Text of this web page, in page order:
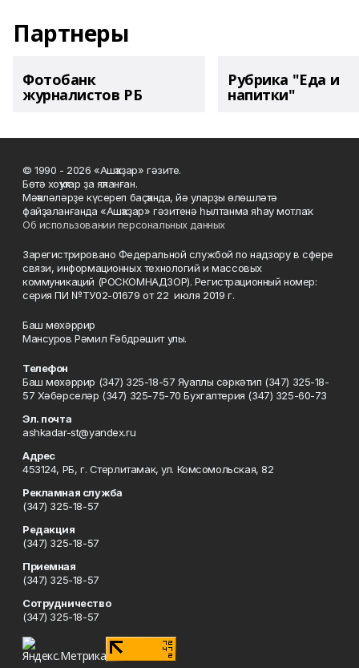
Партнеры
Фотобанк
журналистов РБ
Рубрика "Еда и
напитки"
© 1990 - 2026 «Ашҡаҙар» гәзите.
Бөтә хоҡуҡтар ҙа яҡланған.
Мәҡәләләрҙе күсереп баҫҡанда, йә уларҙы өлөшләтә
файҙаланғанда «Ашҡаҙар» гәзитенә һылтанма яһау мотлаҡ.
Об использовании персональных данных
Зарегистрировано Федеральной службой по надзору в сфере
связи, информационных технологий и массовых
коммуникаций (РОСКОМНАДЗОР). Регистрационный номер:
серия ПИ №ТУ02-01679 от 22 июля 2019 г.
Баш мөхәррир
Мансуров Рәмил Ғәбдрәшит улы.
Телефон
Баш мөхәррир (347) 325-18-57 Яуаплы сәркәтип (347) 325-18-
57 Хәбәрселәр (347) 325-75-70 Бухгалтерия (347) 325-60-73
Эл. почта
ashkadar-st@yandex.ru
Адрес
453124, РБ, г. Стерлитамак, ул. Комсомольская, 82
Рекламная служба
(347) 325-18-57
Редакция
(347) 325-18-57
Приемная
(347) 325-18-57
Сотрудничество
(347) 325-18-57